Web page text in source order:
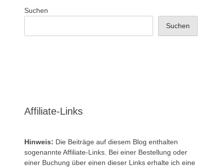
Suchen
Suchen
Affiliate-Links
Hinweis: Die Beiträge auf diesem Blog enthalten
sogenannte Affiliate-Links. Bei einer Bestellung oder
einer Buchung über einen dieser Links erhalte ich eine